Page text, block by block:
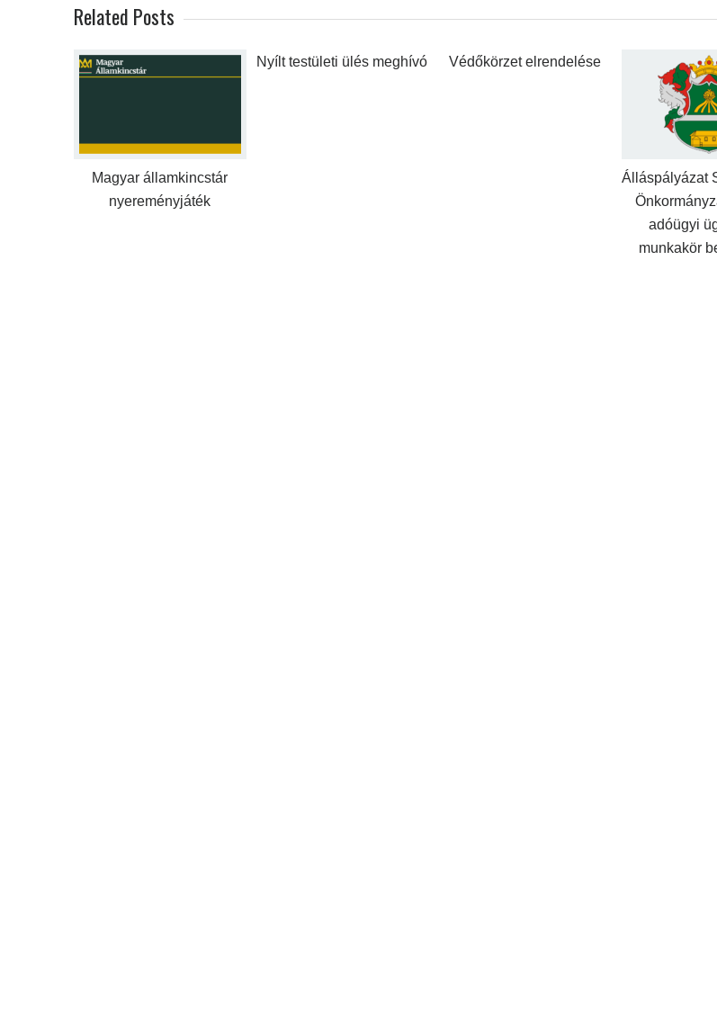
Related Posts
Magyar államkincstár
nyereményjáték
Nyílt testületi ülés meghívó Védőkörzet elrendelése
Álláspályázat
adóügyi
munkakör